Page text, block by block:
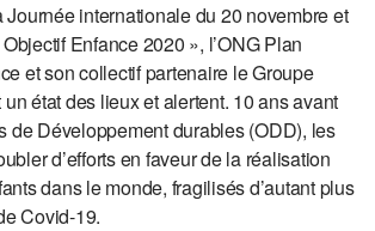
Journée internationale du 20 novembre et
Enfance 2020 », l’ONG Plan
et son collectif partenaire le Groupe
état des lieux et alertent. 10 ans avant
de Développement durables (ODD), les
d’efforts en faveur de la réalisation
dans le monde, fragilisés d’autant plus
Covid-19.